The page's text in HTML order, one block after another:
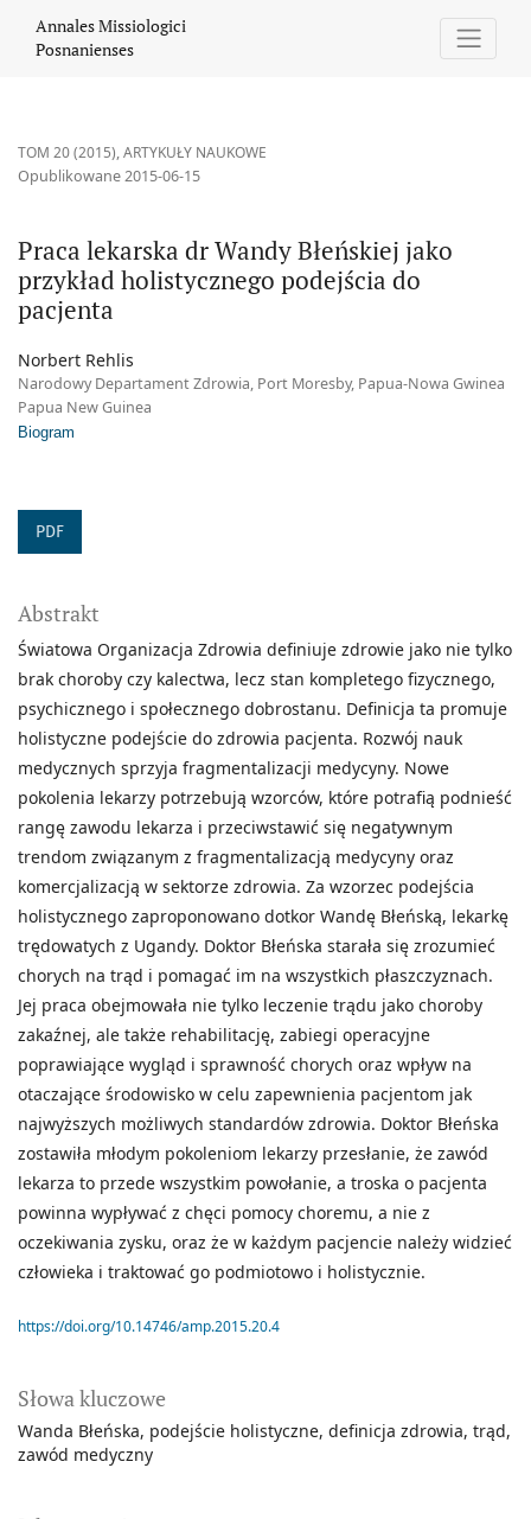
Annales Missiologici
Posnanienses
TOM 20 (2015),ARTYKUŁY NAUKOWE
Praca lekarska dr Wandy Błeńskiej jako
przykład holistycznego podejścia do
pacjenta
Opublikowane 2015-06-15
Norbert Rehlis
Narodowy Departament Zdrowia, Port Moresby, Papua-Nowa Gwinea
Papua New Guinea
Biogram
PDF
Słowa kluczowe
Wanda Błeńska podejście holistyczne definicja zdrowia trąd
zawód medyczny
Abstrakt
Światowa Organizacja Zdrowia definiuje zdrowie jako nie tylko
brak choroby czy kalectwa, lecz stan kompletego fizycznego,
psychicznego i społecznego dobrostanu. Definicja ta promuje
holistyczne podejście do zdrowia pacjenta. Rozwój nauk
medycznych sprzyja fragmentalizacji medycyny. Nowe
pokolenia lekarzy potrzebują wzorców, które potrafią podnieść
rangę zawodu lekarza i przeciwstawić się negatywnym
trendom związanym z fragmentalizacją medycyny oraz
komercjalizacją w sektorze zdrowia. Za wzorzec podejścia
holistycznego zaproponowano dotkor Wandę Błeńską, lekarkę
trędowatych z Ugandy. Doktor Błeńska starała się zrozumieć
chorych na trąd i pomagać im na wszystkich płaszczyznach.
Jej praca obejmowała nie tylko leczenie trądu jako choroby
zakaźnej, ale także rehabilitację, zabiegi operacyjne
poprawiające wygląd i sprawność chorych oraz wpływ na
otaczające środowisko w celu zapewnienia pacjentom jak
najwyższych możliwych standardów zdrowia. Doktor Błeńska
zostawiła młodym pokoleniom lekarzy przesłanie, że zawód
lekarza to przede wszystkim powołanie, a troska o pacjenta
powinna wypływać z chęci pomocy choremu, a nie z
oczekiwania zysku, oraz że w każdym pacjencie należy widzieć
człowieka i traktować go podmiotowo i holistycznie.
https://doi.org/10.14746/amp.2015.20.4